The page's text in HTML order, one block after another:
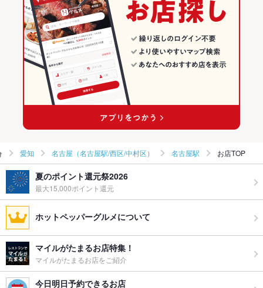
お子様連れ
お子様連れ歓迎 ：混み合う為、早めの時間帯でしたらお子様連
れOKです。完全個室やソファー席もご用意していますのでご安
心♪
ウェディン
グパーティ
お気軽にご相談ください。
お祝い・サ
可
＋1000円でアルコール飲み放題（生ビール付き）
名古屋駅の焼肉・ホルモンランキング
愛知 名古屋（名古屋駅/西区/中村区） 名古屋駅 お店TOP
夏のポイント還元祭2026
最大15,000ポイント還元
ホットペッパーグルメについて
マイルがたまるお店特集！
マイルがたまるお店をご紹介
今日明日予約できるお店